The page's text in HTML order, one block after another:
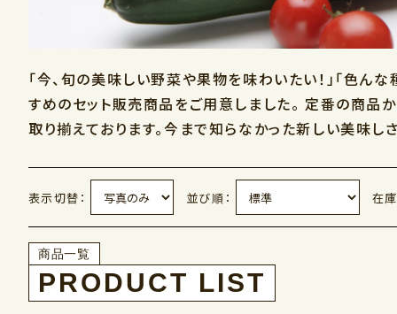
「今、旬の美味しい野菜や果物を味わいたい！」「色ん
すめのセット販売商品をご用意しました。 定番の商
取り揃えております。今まで知らなかった新しい美味
表示切替： 並び順： 在
商品一覧